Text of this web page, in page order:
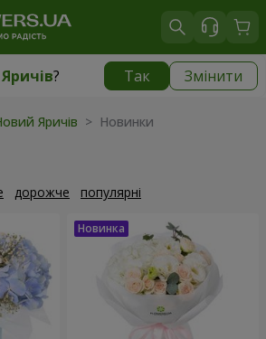
? Так Змінити
Яричів| безкоштовно
Яричів > Новинки
дорожче популярні